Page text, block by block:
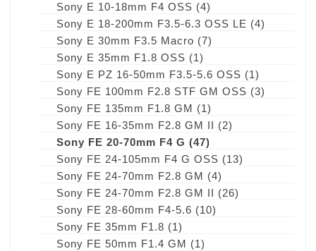
Sony E 10-18mm F4 OSS (4)
Sony E 18-200mm F3.5-6.3 OSS LE (4)
Sony E 30mm F3.5 Macro (7)
Sony E 35mm F1.8 OSS (1)
Sony E PZ 16-50mm F3.5-5.6 OSS (1)
Sony FE 100mm F2.8 STF GM OSS (3)
Sony FE 135mm F1.8 GM (1)
Sony FE 16-35mm F2.8 GM II (2)
Sony FE 20-70mm F4 G (47)
Sony FE 24-105mm F4 G OSS (13)
Sony FE 24-70mm F2.8 GM (4)
Sony FE 24-70mm F2.8 GM II (26)
Sony FE 28-60mm F4-5.6 (10)
Sony FE 35mm F1.8 (1)
Sony FE 50mm F1.4 GM (1)